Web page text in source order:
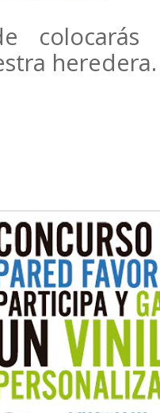
heredera.